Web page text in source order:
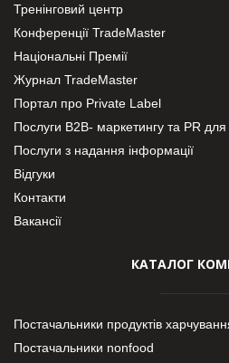
Тренінговий центр
Конференції TradeMaster
Національні Премії
Журнал TradeMaster
Портал про Private Label
Послуги В2В- маркетингу та PR для
Послуги з надання інформації
Відгуки
Контакти
Вакансії
КАТАЛОГ
Постачальники продуктів
Постачальники nonfood